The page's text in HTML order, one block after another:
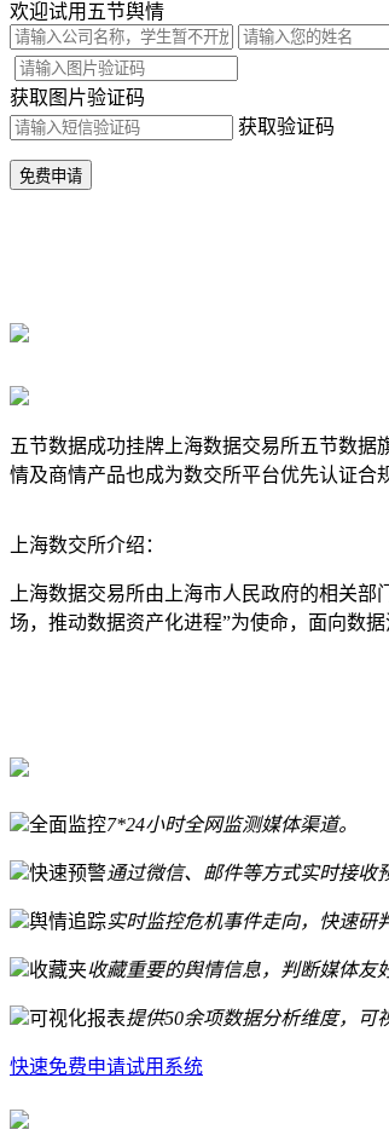
欢迎试用五节舆情
获取图片验证码
获取验证码
五节数据成功挂牌上海数据交易所五节数据
情及商情产品也成为数交所平台优先认证合
上海数交所介绍：
上海数据交易所由上海市人民政府的相关
场，推动数据资产化进程”为使命，面向数
全面监控7*24小时全网监测媒体渠道。
快速预警通过微信、邮件等方式实时接收
舆情追踪实时监控危机事件走向，快速研
收藏夹收藏重要的舆情信息，判断媒体友
可视化报表提供50余项数据分析维度，可
快速免费申请试用系统